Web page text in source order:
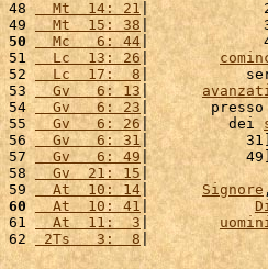
48
  Mt  14: 21
|             21]
49
  Mt  15: 38
|
50
  Mc   6: 44
|
51
  Lc  13: 26
|
52
  Lc  17:  8
|
53
  Gv   6: 13
|
54
  Gv   6: 23
|
55
  Gv   6: 26
|         dei
56
  Gv   6: 31
|
57
  Gv   6: 49
|
58
  Gv  21: 15
|
59
  At  10: 14
| Signore
60
  At  10: 41
|
61
  At  11:  3
|
62 2Ts   3:  8 |